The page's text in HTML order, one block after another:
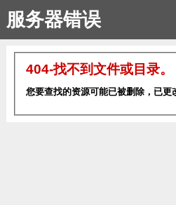
服务器错误
404-找不到文件或目录。
您要查找的资源可能已被删除，已更